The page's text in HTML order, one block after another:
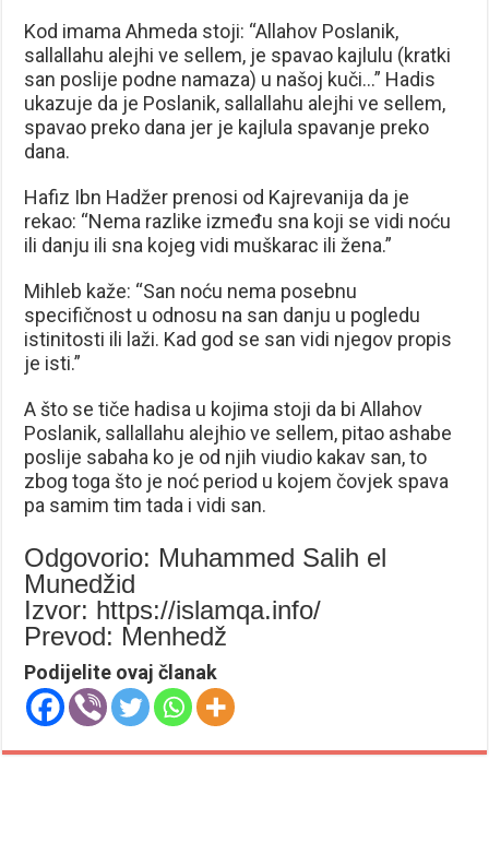
Kod imama Ahmeda stoji: “Allahov Poslanik,
sallallahu alejhi ve sellem, je spavao kajlulu (kratki
san poslije podne namaza) u našoj kuči…” Hadis
ukazuje da je Poslanik, sallallahu alejhi ve sellem,
spavao preko dana jer je kajlula spavanje preko
dana.
Hafiz Ibn Hadžer prenosi od Kajrevanija da je
rekao: “Nema razlike između sna koji se vidi noću
ili danju ili sna kojeg vidi muškarac ili žena.”
Mihleb kaže: “San noću nema posebnu
specifičnost u odnosu na san danju u pogledu
istinitosti ili laži. Kad god se san vidi njegov propis
je isti.”
A što se tiče hadisa u kojima stoji da bi Allahov
Poslanik, sallallahu alejhio ve sellem, pitao ashabe
poslije sabaha ko je od njih viudio kakav san, to
zbog toga što je noć period u kojem čovjek spava
pa samim tim tada i vidi san.
Odgovorio: Muhammed Salih el
Munedžid
Izvor: https://islamqa.info/
Prevod: Menhedž
Podijelite ovaj članak